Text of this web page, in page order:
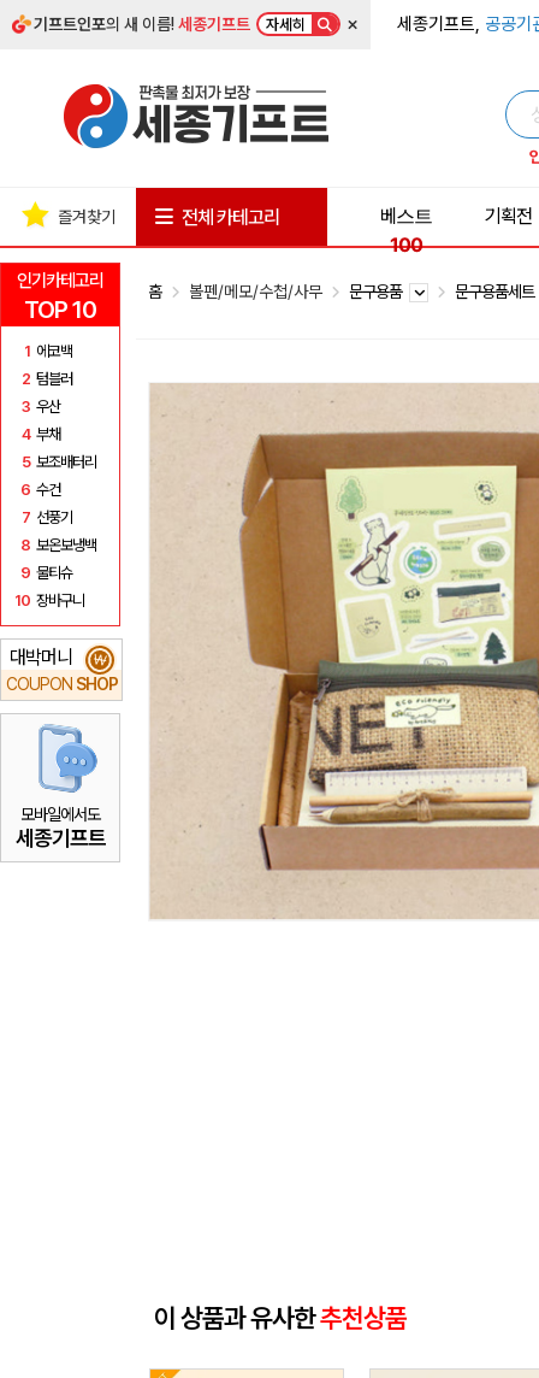
기프트인포의 새 이름!세종기프트 자세히 × 세종기프트, 공공기
인기카테고리
TOP 10
1 에코백
2 텀블러
3 우산
4 부채
5 보조배터리
6 수건
7 선풍기
8 보온보냉백
9 물티슈
10 장바구니
대박머니
COUPON SHOP
₩
모바일에서도
세종기프트
즐겨찾기 전체 카테고리
베스트
100
기획전
홈 볼펜/메모/수첩/사무 문구용품 문구용품세
이 상품과 유사한추천상품